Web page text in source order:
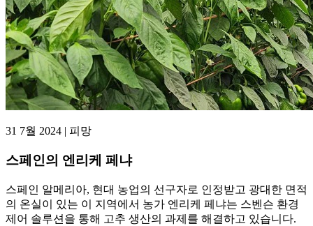
31 7월 2024 | 피망
스페인의 엔리케 페냐
스페인 알메리아, 현대 농업의 선구자로 인정받고 광대한 면적
의 온실이 있는 이 지역에서 농가 엔리케 페냐는 스벤슨 환경
제어 솔루션을 통해 고추 생산의 과제를 해결하고 있습니다.